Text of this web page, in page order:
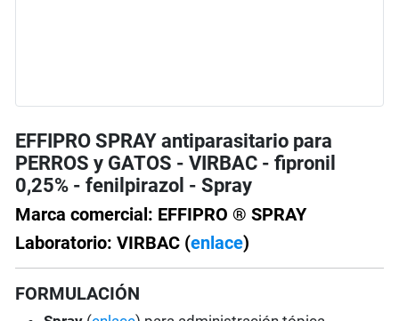
EFFIPRO SPRAY antiparasitario para
PERROS y GATOS - VIRBAC - fipronil
0,25% - fenilpirazol - Spray
Marca comercial: EFFIPRO ® SPRAY
Laboratorio: VIRBAC (enlace)
FORMULACIÓN